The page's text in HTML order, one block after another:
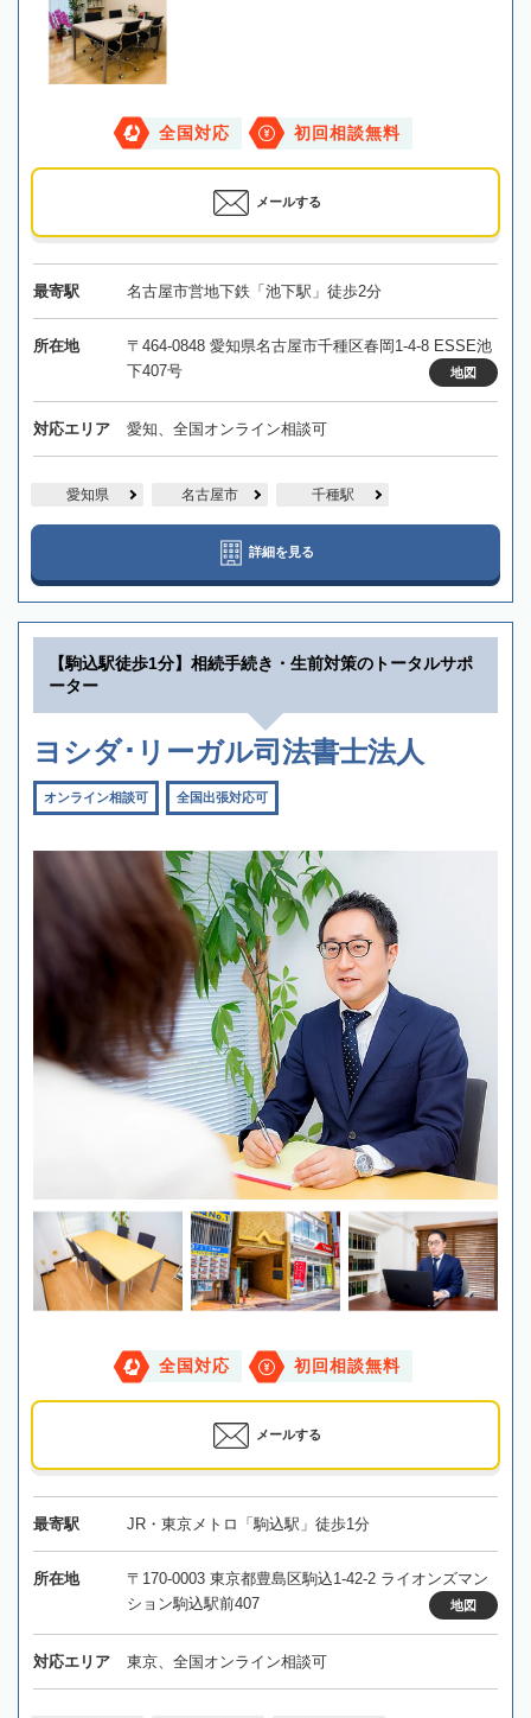
全国対応 初回相談無料
メールする
最寄駅 名古屋市営地下鉄「池下駅」徒歩2分
所在地
〒464-0848 愛知県名古屋市千種区春岡1-4-8 ESSE池
下407号
地図
対応エリア 愛知、全国オンライン相談可
愛知県 名古屋市 千種駅
詳細を見る
【駒込駅徒歩1分】相続手続き・生前対策のトータルサポ
ーター
ヨシダ･リーガル司法書士法人
オンライン相談可 全国出張対応可
全国対応 初回相談無料
メールする
最寄駅 JR・東京メトロ「駒込駅」徒歩1分
所在地
〒170-0003 東京都豊島区駒込1-42-2 ライオンズマン
ション駒込駅前407
地図
対応エリア 東京、全国オンライン相談可